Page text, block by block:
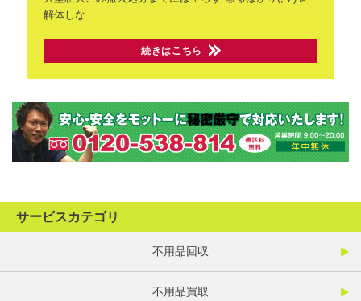
解体しな
続きはこちら
サービスカテゴリ
不用品回収
不用品買取